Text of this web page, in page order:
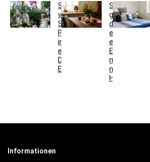
So
verwandeln
Sie
Pflanzgefäße
in
einzigartige
Deko-
Elemente
So
gestaltest
du
ein
einladendes
Esszimmer
mit
modernen
Holzmöbeln
Informationen